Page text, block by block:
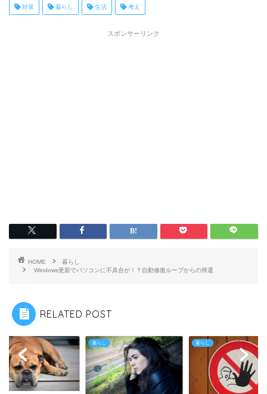
対策 暮らし 生活 考え
スポンサーリンク
HOME
暮らし
Windows更新でパソコンに不具合が！？自動修復ループからの帰還
RELATED POST
暮らし 暮らし